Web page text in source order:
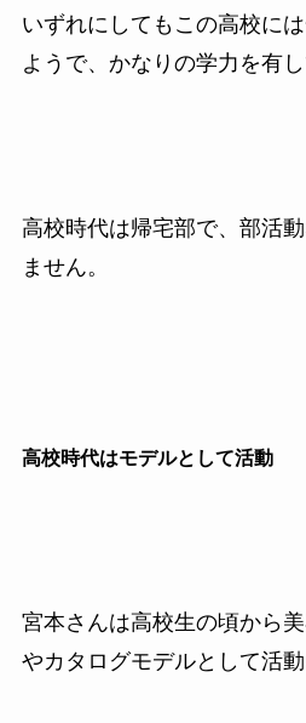
いずれにしてもこの高校に
ようで、かなりの学力を有し
高校時代は帰宅部で、部活
ません。
高校時代はモデルとして活動
宮本さんは高校生の頃から
やカタログモデルとして活動